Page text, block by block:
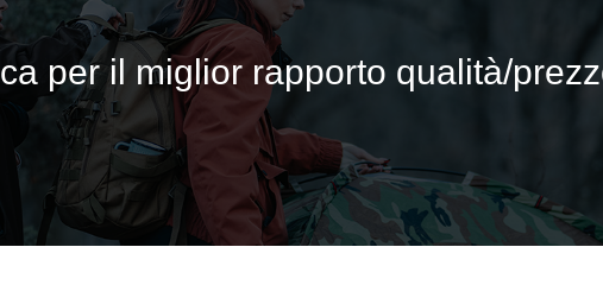
per il miglior rapporto qualità/